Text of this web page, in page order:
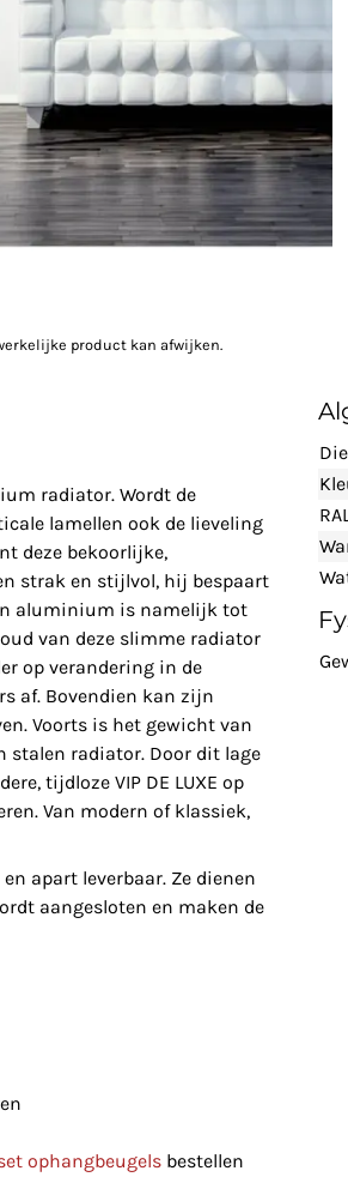
product kan afwijken.
radiator. Wordt de
lamellen ook de lieveling
deze bekoorlijke,
strak en stijlvol, hij bespaart
aluminium is namelijk tot
van deze slimme radiator
op verandering in de
af. Bovendien kan zijn
Voorts is het gewicht van
stalen radiator. Door dit lage
tijdloze VIP DE LUXE op
Van modern of klassiek,
apart leverbaar. Ze dienen
aangesloten en maken de
ophangbeugels bestellen